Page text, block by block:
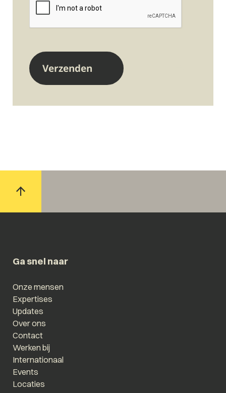
Ga snel naar
Onze mensen
Expertises
Updates
Over ons
Contact
Werken bij
Internationaal
Events
Locaties